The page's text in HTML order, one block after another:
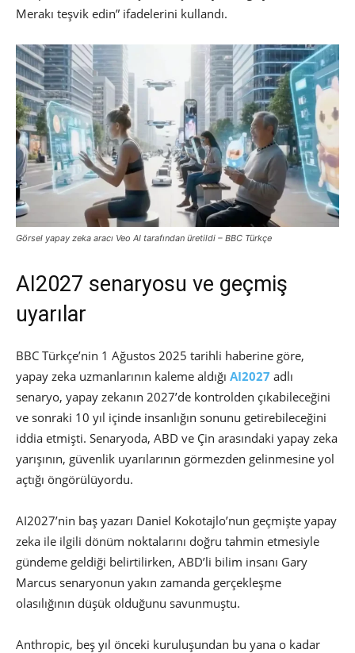
Merakı teşvik edin” ifadelerini kullandı.
Görsel yapay zeka aracı Veo AI tarafından üretildi – BBC Türkçe
AI2027 senaryosu ve geçmiş
uyarılar
BBC Türkçe’nin 1 Ağustos 2025 tarihli haberine göre,
yapay zeka uzmanlarının kaleme aldığı AI2027 adlı
senaryo, yapay zekanın 2027’de kontrolden çıkabileceğini
ve sonraki 10 yıl içinde insanlığın sonunu getirebileceğini
iddia etmişti. Senaryoda, ABD ve Çin arasındaki yapay zeka
yarışının, güvenlik uyarılarının görmezden gelinmesine yol
açtığı öngörülüyordu.
AI2027’nin baş yazarı Daniel Kokotajlo’nun geçmişte yapay
zeka ile ilgili dönüm noktalarını doğru tahmin etmesiyle
gündeme geldiği belirtilirken, ABD’li bilim insanı Gary
Marcus senaryonun yakın zamanda gerçekleşme
olasılığının düşük olduğunu savunmuştu.
Anthropic, beş yıl önceki kuruluşundan bu yana o kadar